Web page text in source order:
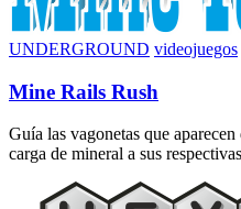
UNDERGROUND videojuegos
Mine Rails Rush
Guía las vagonetas que
carga de mineral a sus